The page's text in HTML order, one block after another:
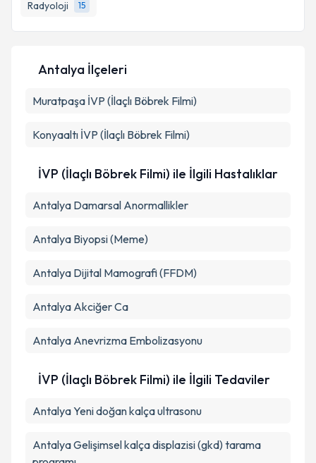
Radyoloji
15
E-posta Adresiniz
Metni'ni okudum ve kişisel verilerimin belirtilen
Antalya İlçeleri
Muratpaşa İVP (İlaçlı Böbrek Filmi)
Konyaaltı İVP (İlaçlı Böbrek Filmi)
İVP (İlaçlı Böbrek Filmi) ile İlgili Hastalıklar
Antalya Damarsal Anormallikler
Antalya Biyopsi (Meme)
Antalya Dijital Mamografi (FFDM)
Antalya Akciğer Ca
Antalya Anevrizma Embolizasyonu
İVP (İlaçlı Böbrek Filmi) ile İlgili Tedaviler
Antalya Yeni doğan kalça ultrasonu
Antalya Gelişimsel kalça displazisi (gkd) tarama